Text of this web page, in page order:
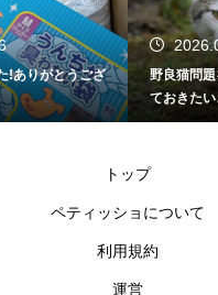
!ありがとうござ
野良猫問
ておきた
トップ
ペティッショについて
利用規約
運営